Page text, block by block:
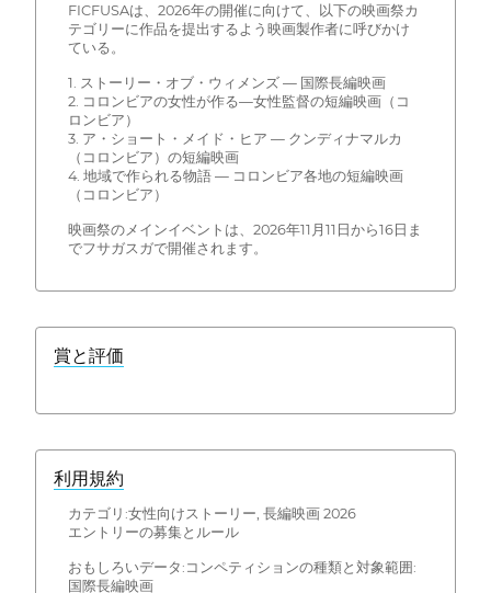
FICFUSAは、2026年の開催に向けて、以下の映画祭カ
テゴリーに作品を提出するよう映画製作者に呼びかけ
ている。
1. ストーリー・オブ・ウィメンズ — 国際長編映画
2. コロンビアの女性が作る—女性監督の短編映画（コ
ロンビア）
3. ア・ショート・メイド・ヒア — クンディナマルカ
（コロンビア）の短編映画
4. 地域で作られる物語 — コロンビア各地の短編映画
（コロンビア）
映画祭のメインイベントは、2026年11月11日から16日ま
でフサガスガで開催されます。
賞と評価
利用規約
カテゴリ:女性向けストーリー, 長編映画 2026
エントリーの募集とルール
おもしろいデータ:コンペティションの種類と対象範囲:
国際長編映画